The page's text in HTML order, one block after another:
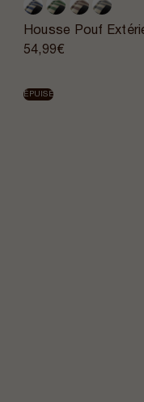
Housse Pouf
54,99€
ÉPUISÉ